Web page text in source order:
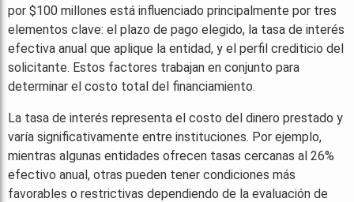
por $100 millones está influenciado principalmente por tres
elementos clave: el plazo de pago elegido, la tasa de interés
efectiva anual que aplique la entidad, y el perfil crediticio del
solicitante. Estos factores trabajan en conjunto para
determinar el costo total del financiamiento.
La tasa de interés representa el costo del dinero prestado y
varía significativamente entre instituciones. Por ejemplo,
mientras algunas entidades ofrecen tasas cercanas al 26%
efectivo anual, otras pueden tener condiciones más
favorables o restrictivas dependiendo de la evaluación de